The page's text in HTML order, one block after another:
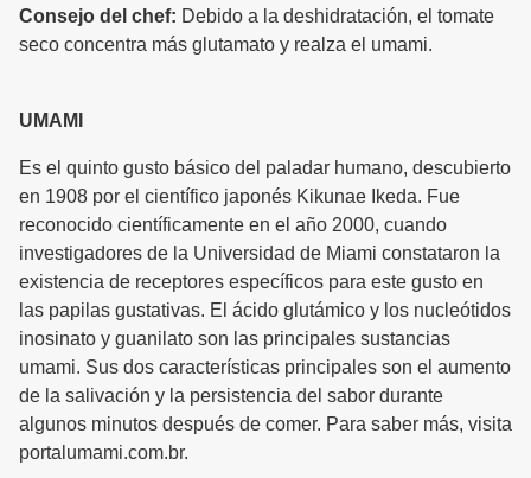
Consejo del chef: Debido a la deshidratación, el tomate
seco concentra más glutamato y realza el umami.
UMAMI
Es el quinto gusto básico del paladar humano, descubierto
en 1908 por el científico japonés Kikunae Ikeda. Fue
reconocido científicamente en el año 2000, cuando
investigadores de la Universidad de Miami constataron la
existencia de receptores específicos para este gusto en
las papilas gustativas. El ácido glutámico y los nucleótidos
inosinato y guanilato son las principales sustancias
umami. Sus dos características principales son el aumento
de la salivación y la persistencia del sabor durante
algunos minutos después de comer. Para saber más, visita
portalumami.com.br.